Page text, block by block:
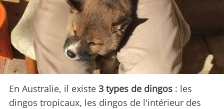
En Australie, il existe 3 types de dingos : les
dingos tropicaux, les dingos de l'intérieur des